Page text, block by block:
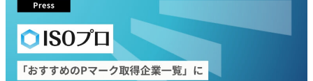
Contact